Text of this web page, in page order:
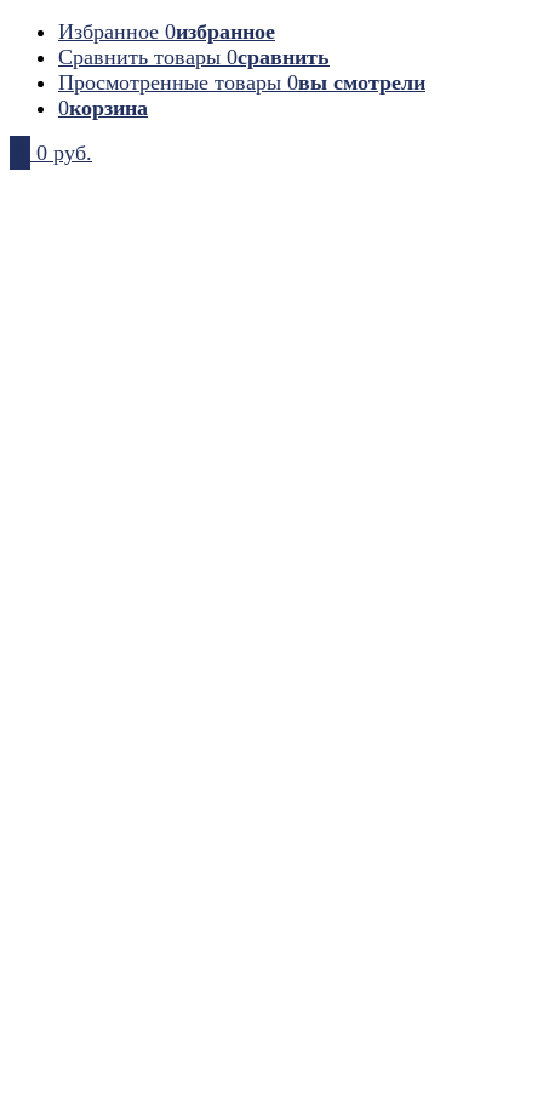
Избранное 0избранное
Сравнить товары 0сравнить
Просмотренные товары 0вы смотрели
0корзина
0 руб.